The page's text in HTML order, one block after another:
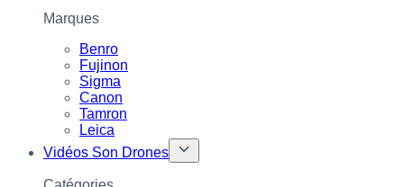
Marques
Benro
Fujinon
Sigma
Canon
Tamron
Leica
Vidéos Son Drones